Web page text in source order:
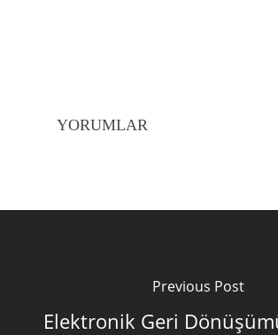
YORUMLAR
Previous Post
Elektronik Geri